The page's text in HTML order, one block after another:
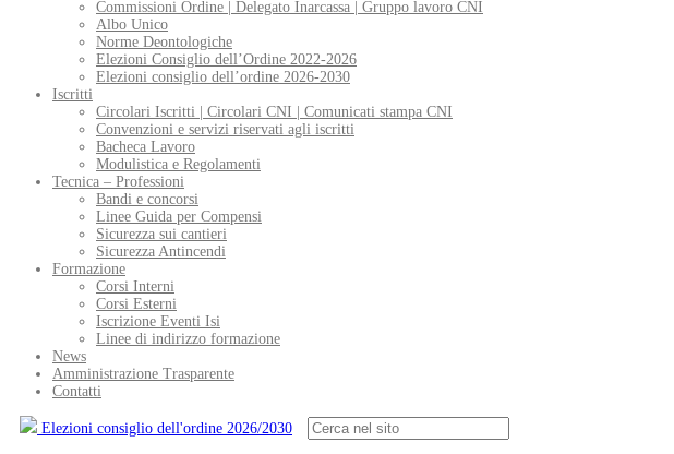
Commissioni Ordine | Delegato Inarcassa | Gruppo lavoro CNI
Albo Unico
Norme Deontologiche
Elezioni Consiglio dell’Ordine 2022-2026
Elezioni consiglio dell’ordine 2026-2030
Iscritti
Circolari Iscritti | Circolari CNI | Comunicati stampa CNI
Convenzioni e servizi riservati agli iscritti
Bacheca Lavoro
Modulistica e Regolamenti
Tecnica – Professioni
Bandi e concorsi
Linee Guida per Compensi
Sicurezza sui cantieri
Sicurezza Antincendi
Formazione
Corsi Interni
Corsi Esterni
Iscrizione Eventi Isi
Linee di indirizzo formazione
News
Amministrazione Trasparente
Contatti
Elezioni consiglio dell'ordine 2026/2030